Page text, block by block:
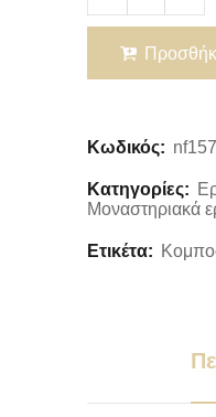
Κωδικός:
Κατηγορίες:
Μοναστηριακά
Ετικέτα: